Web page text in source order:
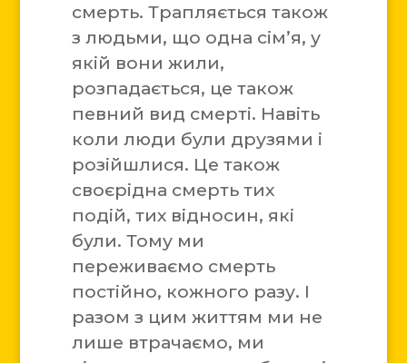
смерть. Трапляється також
з людьми, що одна сім’я, у
якій вони жили,
розпадається, це також
певний вид смерті. Навіть
коли люди були друзями і
розійшлися. Це також
своєрідна смерть тих
подій, тих відносин, які
були. Тому ми
переживаємо смерть
постійно, кожного разу. І
разом з цим життям ми не
лише втрачаємо, ми